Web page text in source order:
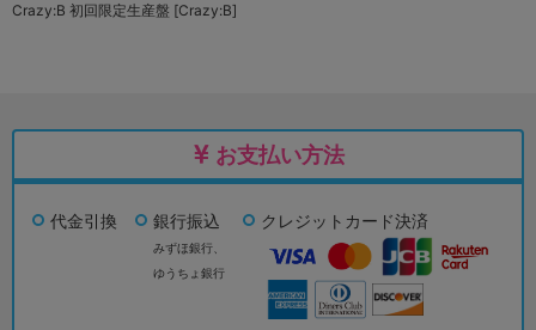
Crazy:B 初回限定生産盤 [Crazy:B]
お支払い方法
代金引換 銀行振込
みずほ銀行、
ゆうちょ銀行
クレジットカード決済